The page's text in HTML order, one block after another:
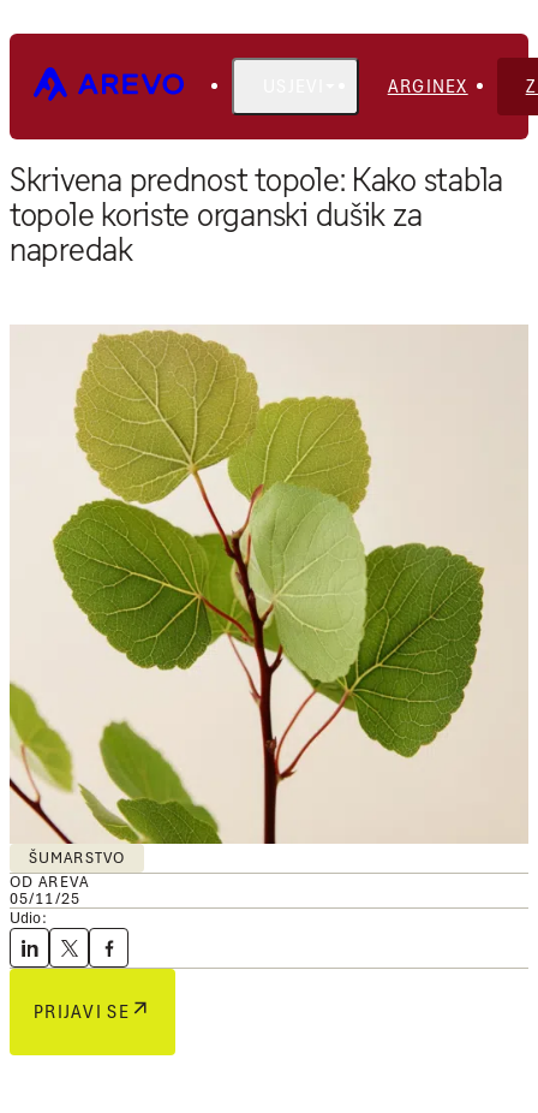
ARGINEX
Skrivena prednost topole: Kako stabla
topole koriste organski dušik za
napredak
ŠUMARSTVO
OD AREVA
05/11/25
Udio:
PRIJAVI SE